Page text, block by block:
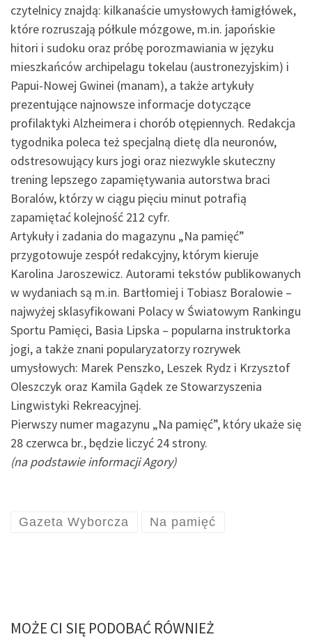
czytelnicy znajdą: kilkanaście umysłowych łamigłówek,
które rozruszają półkule mózgowe, m.in. japońskie
hitori i sudoku oraz próbę porozmawiania w języku
mieszkańców archipelagu tokelau (austronezyjskim) i
Papui-Nowej Gwinei (manam), a także artykuły
prezentujące najnowsze informacje dotyczące
profilaktyki Alzheimera i chorób otępiennych. Redakcja
tygodnika poleca też specjalną dietę dla neuronów,
odstresowujący kurs jogi oraz niezwykle skuteczny
trening lepszego zapamiętywania autorstwa braci
Boralów, którzy w ciągu pięciu minut potrafią
zapamiętać kolejność 212 cyfr.
Artykuły i zadania do magazynu „Na pamięć”
przygotowuje zespół redakcyjny, którym kieruje
Karolina Jaroszewicz. Autorami tekstów publikowanych
w wydaniach są m.in. Bartłomiej i Tobiasz Boralowie –
najwyżej sklasyfikowani Polacy w Światowym Rankingu
Sportu Pamięci, Basia Lipska – popularna instruktorka
jogi, a także znani popularyzatorzy rozrywek
umysłowych: Marek Penszko, Leszek Rydz i Krzysztof
Oleszczyk oraz Kamila Gądek ze Stowarzyszenia
Lingwistyki Rekreacyjnej.
Pierwszy numer magazynu „Na pamięć”, który ukaże się
28 czerwca br., będzie liczyć 24 strony.
(na podstawie informacji Agory)
Gazeta Wyborcza Na pamięć
MOŻE CI SIĘ PODOBAĆ RÓWNIEŻ